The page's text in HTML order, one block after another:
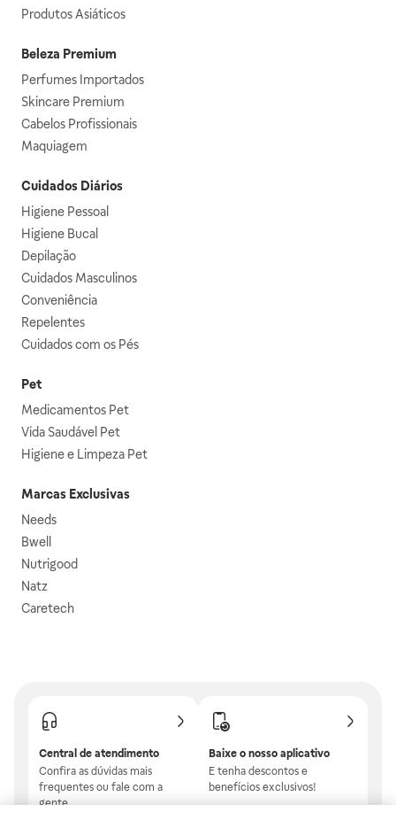
Produtos Asiáticos
Beleza Premium
Perfumes Importados
Skincare Premium
Cabelos Profissionais
Maquiagem
Cuidados Diários
Higiene Pessoal
Higiene Bucal
Depilação
Cuidados Masculinos
Conveniência
Repelentes
Cuidados com os Pés
Pet
Medicamentos Pet
Vida Saudável Pet
Higiene e Limpeza Pet
Marcas Exclusivas
Needs
Bwell
Nutrigood
Natz
Caretech
Central de atendimento
Confira as dúvidas mais
frequentes ou fale com a
gente.
Baixe o nosso aplicativo
E tenha descontos e
benefícios exclusivos!